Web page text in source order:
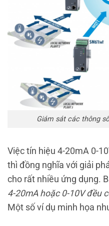
Giám sát các thông
Việc tín hiệu 4-20mA 0-
thì đồng nghĩa với giải
cho rất nhiều ứng dụng.
4-20mA hoặc 0-10V đều
Một số ví dụ minh họa